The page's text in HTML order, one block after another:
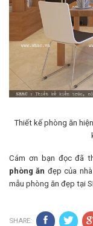
Thiết kế phòng ăn
Cám ơn bạn đọc đã
phòng ăn đẹp của
mẫu phòng ăn đẹp tại
SHARE: